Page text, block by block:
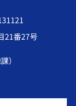
21番27号
）